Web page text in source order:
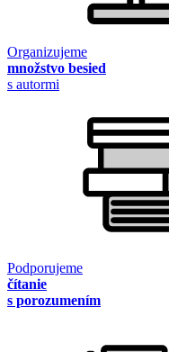
Organizujeme
množstvo besied
s autormi
Podporujeme
čítanie
s porozumením